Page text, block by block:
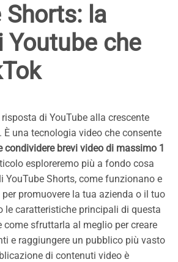
la
Youtube che
di YouTube alla crescente
una tecnologia video che consente
condividere brevi video di massimo 1
esploreremo più a fondo cosa
YouTube Shorts, come funzionano e
promuovere la tua azienda o il tuo
le caratteristiche principali di questa
sfruttarla al meglio per creare
e raggiungere un pubblico più vasto
di contenuti video è